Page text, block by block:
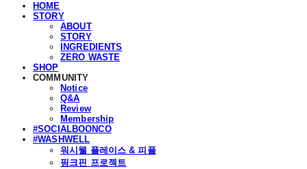
HOME
STORY
ABOUT
STORY
INGREDIENTS
ZERO WASTE
SHOP
COMMUNITY
Notice
Q&A
Review
Membership
#SOCIALBOONCO
#WASHWELL
워시웰 플레이스 & 피플
핑크핀 프로젝트